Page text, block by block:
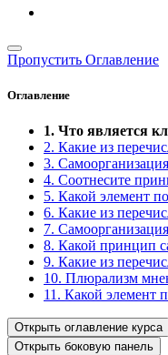
Пропустить Оглавление
Оглавление
1. Что является
2. Какие из
3.
4. Соотнесите
5. Какой элемент
6. Какие из
7.
8. Какой принцип
9. Какие из
10. Плюрализм
11. Какой элемент
Открыть оглавление курса
Открыть боковую панель